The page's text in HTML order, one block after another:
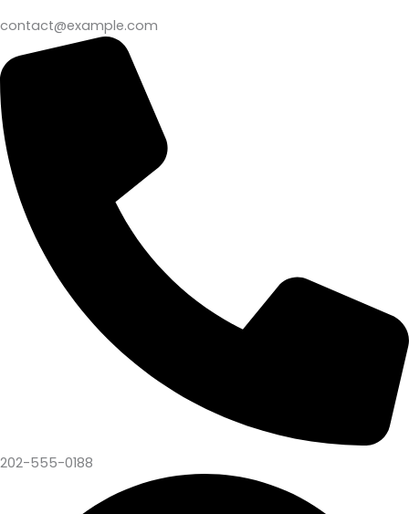
contact@example.com
202-555-0188